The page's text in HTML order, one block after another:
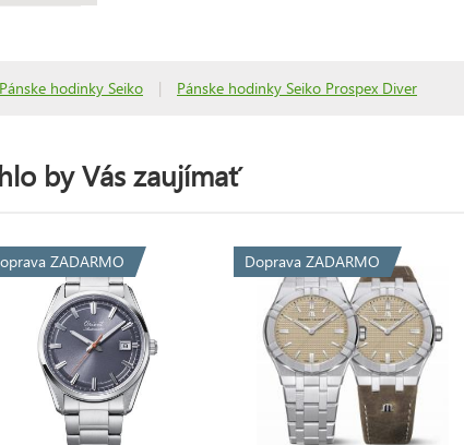
Pánske hodinky Seiko | Pánske hodinky Seiko Prospex Diver
by Vás zaujímať
ZADARMO Doprava ZADARMO